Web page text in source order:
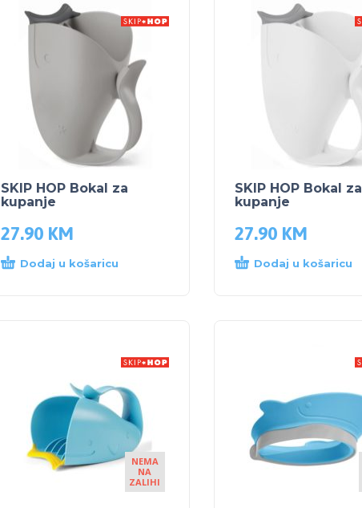
SKIP HOP Bokal za
kupanje
27.90 KM
Dodaj u košaricu
SKIP HOP Bokal za
kupanje
27.90 KM
Dodaj u košaricu
NEMA
NA
ZALIHI